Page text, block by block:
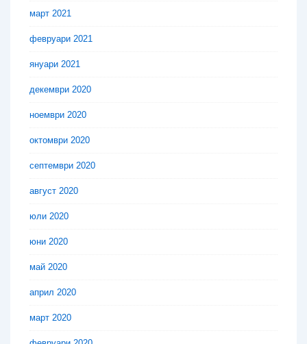
март 2021
февруари 2021
януари 2021
декември 2020
ноември 2020
октомври 2020
септември 2020
август 2020
юли 2020
юни 2020
май 2020
април 2020
март 2020